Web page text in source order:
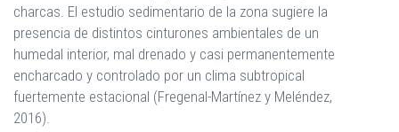
charcas. El estudio sedimentario de la zona sugiere la
presencia de distintos cinturones ambientales de un
humedal interior, mal drenado y casi permanentemente
encharcado y controlado por un clima subtropical
fuertemente estacional (Fregenal-Martínez y Meléndez,
2016).